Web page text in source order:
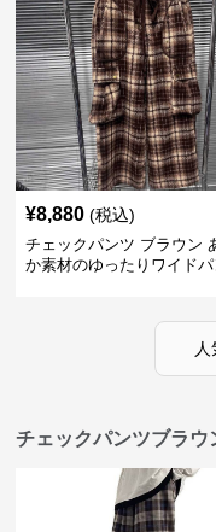
¥8,880 (税込)
チェックパンツ ブラウン
か素材のゆったりワイドパ
チェックパンツブラウ